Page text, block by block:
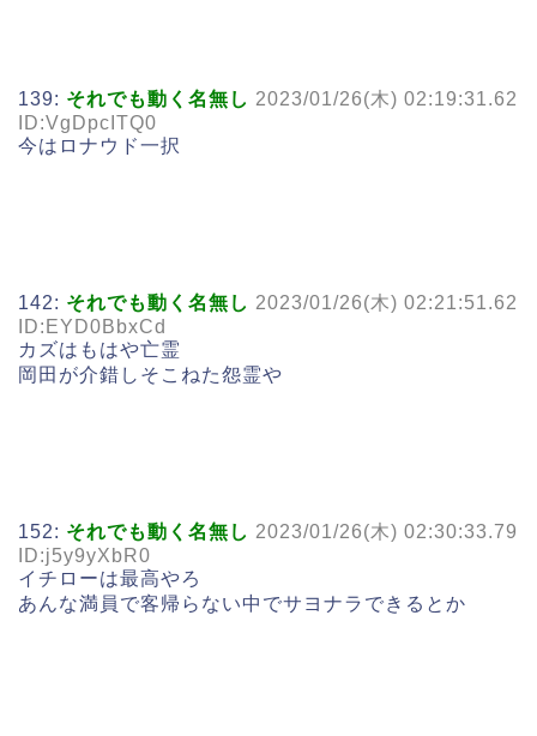
139: それでも動く名無し 2023/01/26(木) 02:19:31.62
ID:VgDpcITQ0
今はロナウド一択
142: それでも動く名無し 2023/01/26(木) 02:21:51.62
ID:EYD0BbxCd
カズはもはや亡霊
岡田が介錯しそこねた怨霊や
152: それでも動く名無し 2023/01/26(木) 02:30:33.79
ID:j5y9yXbR0
イチローは最高やろ
あんな満員で客帰らない中でサヨナラできるとか